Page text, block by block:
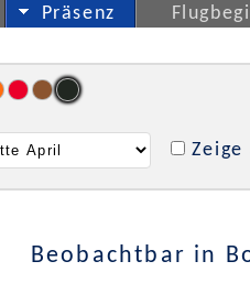
Präsenz
Beobachtbar in